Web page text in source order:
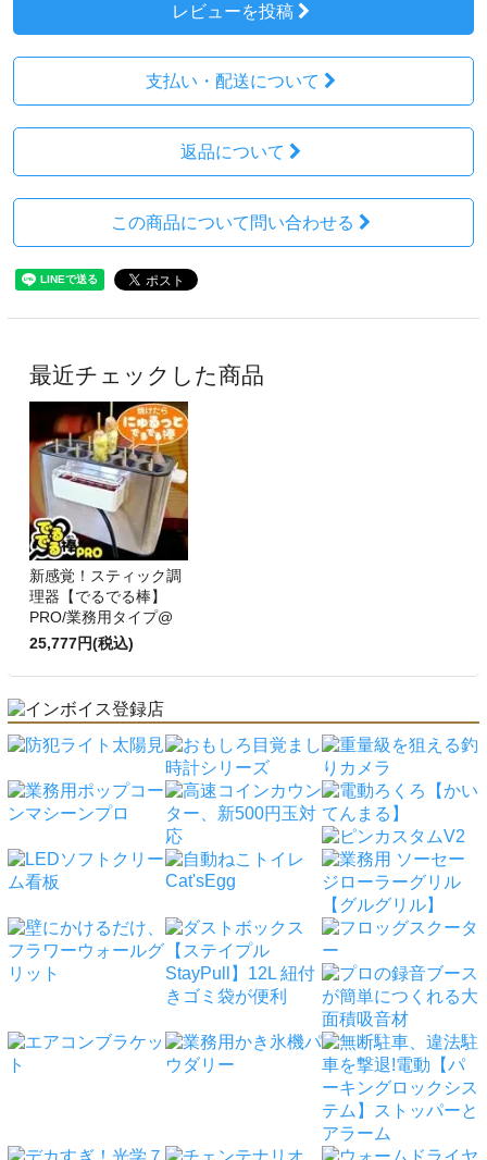
レビューを投稿
支払い・配送について
返品について
この商品について問い合わせる
最近チェックした商品
新感覚！スティック調
理器【でるでる棒】
PRO/業務用タイプ@
25,777円(税込)